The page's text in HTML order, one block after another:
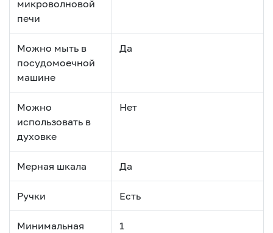
микроволновой
печи
Можно мыть в
посудомоечной
машине
Да
Можно
использовать в
духовке
Нет
Мерная шкала Да
Ручки Есть
Минимальная
1